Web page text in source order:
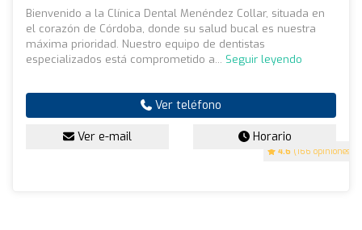
4.6 (166 opiniones)
Bienvenido a la Clínica Dental Menéndez Collar, situada en
el corazón de Córdoba, donde su salud bucal es nuestra
máxima prioridad. Nuestro equipo de dentistas
especializados está comprometido a... Seguir leyendo
Ver teléfono
Ver e-mail Horario